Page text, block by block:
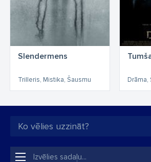
Slendermens
Trilleris, Mistika, Šausmu Drāma,